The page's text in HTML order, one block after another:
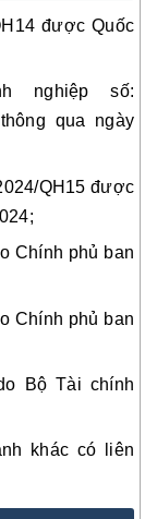
được Quốc
nghiệp số:
qua ngày
QH15 được
Chính phủ ban
Chính phủ ban
Bộ Tài chính
khác có liên